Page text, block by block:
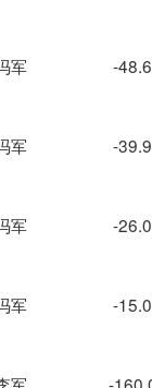
军 -
军 -
军 -
军 -